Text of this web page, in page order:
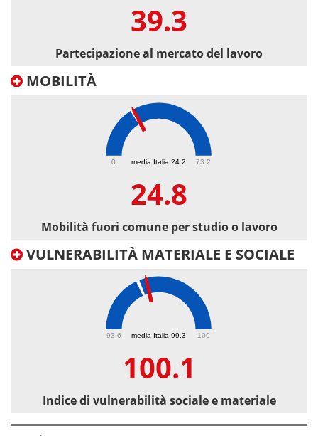
39.3
Partecipazione al mercato del lavoro
MOBILITÀ
media Italia 24.2
0 73.2
24.8
Mobilità fuori comune per studio o lavoro
VULNERABILITÀ MATERIALE E SOCIALE
media Italia 99.3
93.6 109
100.1
Indice di vulnerabilità sociale e materiale